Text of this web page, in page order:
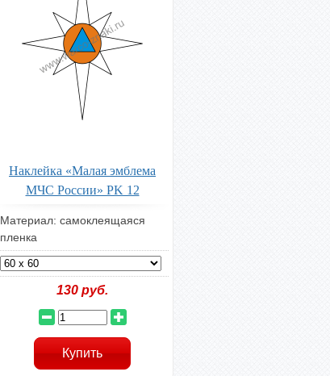
Наклейка «Малая эмблема
МЧС России» PK 12
Материал: самоклеящаяся
пленка
130 руб.